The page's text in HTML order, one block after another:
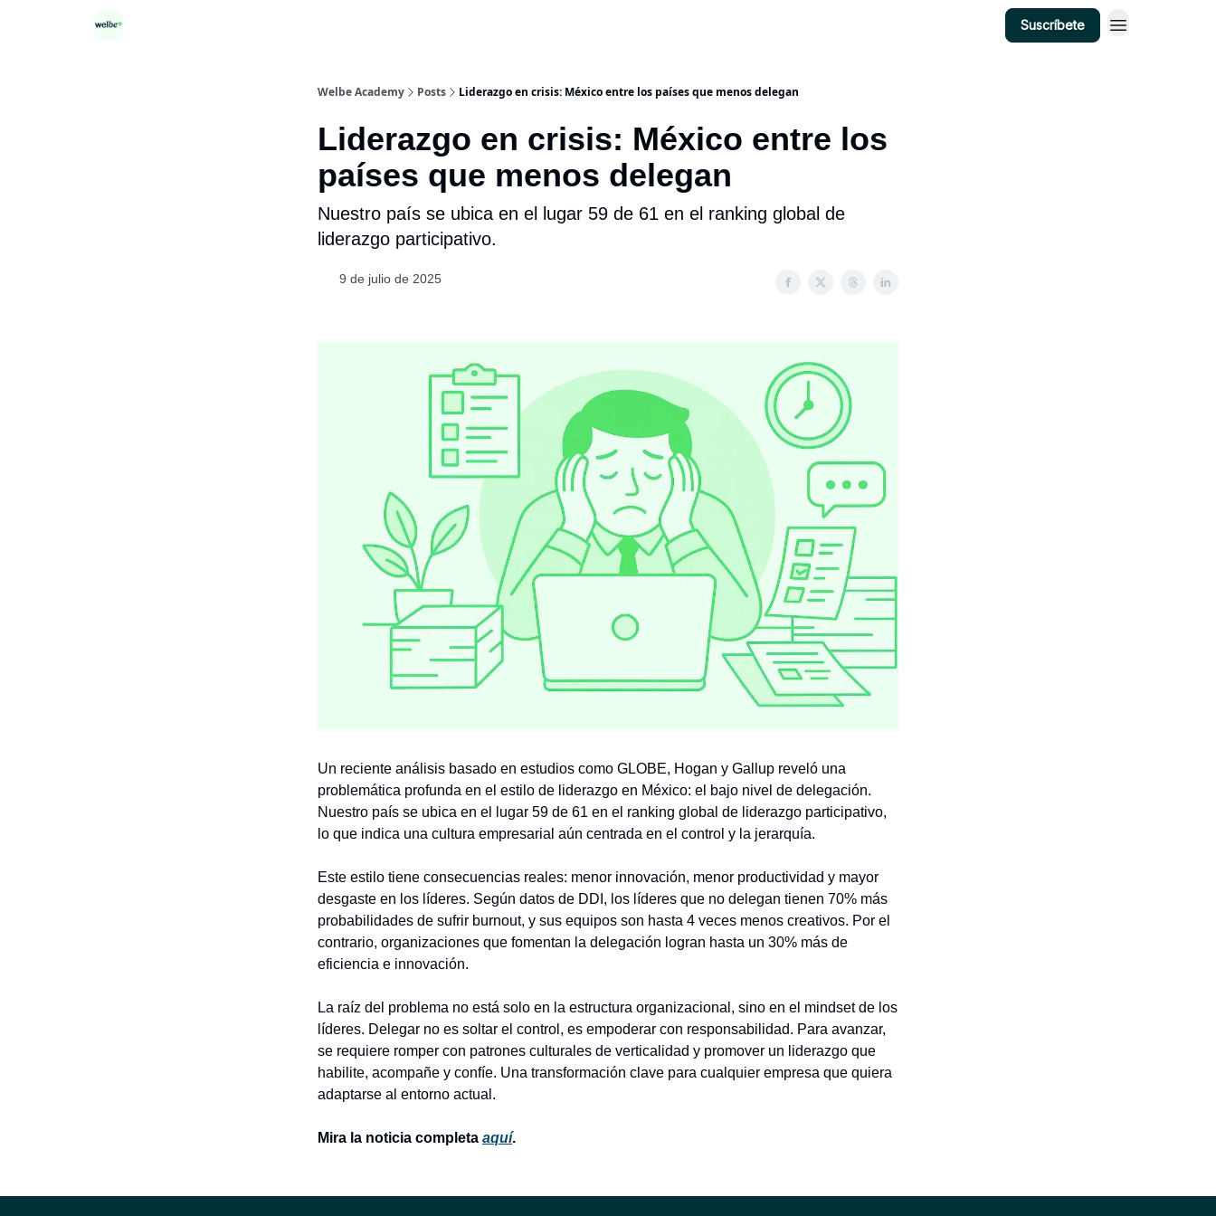
Suscríbete
Welbe Academy Posts Liderazgo en crisis: México entre los países que menos delegan
Liderazgo en crisis: México entre los
países que menos delegan
Nuestro país se ubica en el lugar 59 de 61 en el ranking global de
liderazgo participativo.
9 de julio de 2025
Un reciente análisis basado en estudios como GLOBE, Hogan y Gallup reveló una
problemática profunda en el estilo de liderazgo en México: el bajo nivel de delegación.
Nuestro país se ubica en el lugar 59 de 61 en el ranking global de liderazgo participativo,
lo que indica una cultura empresarial aún centrada en el control y la jerarquía.
Este estilo tiene consecuencias reales: menor innovación, menor productividad y mayor
desgaste en los líderes. Según datos de DDI, los líderes que no delegan tienen 70% más
probabilidades de sufrir burnout, y sus equipos son hasta 4 veces menos creativos. Por el
contrario, organizaciones que fomentan la delegación logran hasta un 30% más de
eficiencia e innovación.
La raíz del problema no está solo en la estructura organizacional, sino en el mindset de los
líderes. Delegar no es soltar el control, es empoderar con responsabilidad. Para avanzar,
se requiere romper con patrones culturales de verticalidad y promover un liderazgo que
habilite, acompañe y confíe. Una transformación clave para cualquier empresa que quiera
adaptarse al entorno actual.
Mira la noticia completa aquí.